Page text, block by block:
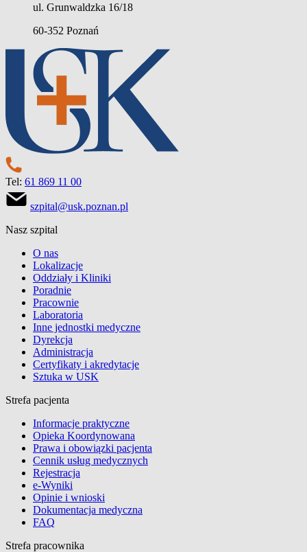
ul. Grunwaldzka 16/18
60-352 Poznań
Tel: 61 869 11 00
szpital@usk.poznan.pl
Nasz szpital
O nas
Lokalizacje
Oddziały i Kliniki
Poradnie
Pracownie
Laboratoria
Inne jednostki medyczne
Dyrekcja
Administracja
Certyfikaty i akredytacje
Sztuka w USK
Strefa pacjenta
Informacje praktyczne
Opieka Koordynowana
Prawa i obowiązki pacjenta
Cennik usług medycznych
Rejestracja
e-Wyniki
Opinie i wnioski
Dokumentacja medyczna
FAQ
Strefa pracownika